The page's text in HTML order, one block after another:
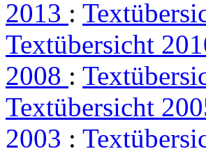
2013 :
Textübersicht
2008 :
Textübersicht
2003 :